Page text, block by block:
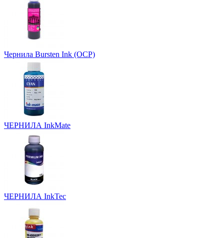
Чернила Bursten Ink (OCP)
ЧЕРНИЛА InkMate
ЧЕРНИЛА InkTec